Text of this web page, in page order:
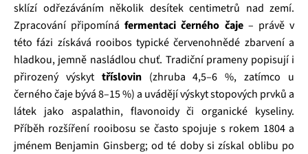
sklízí odřezáváním několik desítek centimetrů nad zemí.
Zpracování připomínáfermentaci černého čaje– právě v
této fázi získává rooibos typické červenohnědé zbarvení a
hladkou, jemně nasládlou chuť. Tradiční prameny popisují i
přirozený výskyt tříslovin(zhruba 4,5–6 %, zatímco u
černého čaje bývá 8–15 %) a uvádějí výskyt stopových prvků a
látek jako aspalathin, flavonoidy či organické kyseliny.
Příběh rozšíření rooibosu se často spojuje s rokem 1804 a
jménem Benjamin Ginsberg; od té doby si získal oblibu po